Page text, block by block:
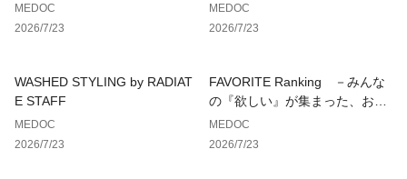
MEDOC
2026/7/23
MEDOC
2026/7/23
WASHED STYLING by RADIAT
E STAFF
MEDOC
2026/7/23
FAVORITE Ranking －みんな
の『欲しい』が集まった、お気
に入り登録数ランキング－
MEDOC
2026/7/23